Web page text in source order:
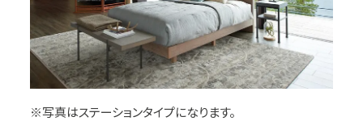
※写真はステーションタイプになります。